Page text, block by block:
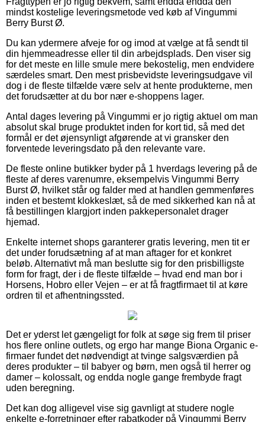
mindst kostelige leveringsmetode ved køb af Vingummi
Berry Burst Ø.
Du kan ydermere afveje for og imod at vælge at få sendt til
din hjemmeadresse eller til din arbejdsplads. Den viser sig
for det meste en lille smule mere bekostelig, men endvidere
særdeles smart. Den mest prisbevidste leveringsudgave vil
dog i de fleste tilfælde være selv at hente produkterne, men
det forudsætter at du bor nær e-shoppens lager.
Antal dages levering på Vingummi er jo rigtig aktuel om man
absolut skal bruge produktet inden for kort tid, så med det
formål er det øjensynligt afgørende at vi gransker den
forventede leveringsdato på den relevante vare.
De fleste online butikker byder på 1 hverdags levering på de
fleste af deres varenumre, eksempelvis Vingummi Berry
Burst Ø, hvilket står og falder med at handlen gemmenføres
inden et bestemt klokkeslæt, så de med sikkerhed kan nå at
få bestillingen klargjort inden pakkepersonalet drager
hjemad.
Enkelte internet shops garanterer gratis levering, men tit er
det under forudsætning af at man aftager for et konkret
beløb. Alternativt må man beslutte sig for den prisbilligste
form for fragt, der i de fleste tilfælde – hvad end man bor i
Horsens, Hobro eller Vejen – er at få fragtfirmaet til at køre
ordren til et afhentningssted.
Det er yderst let gængeligt for folk at søge sig frem til priser
hos flere online outlets, og ergo har mange Biona Organic e-
firmaer fundet det nødvendigt at tvinge salgsværdien på
deres produkter – til babyer og børn, men også til herrer og
damer – kolossalt, og endda nogle gange frembyde fragt
uden beregning.
Det kan dog alligevel vise sig gavnligt at studere nogle
enkelte e-forretninger efter rabatkoder på Vingummi Berry